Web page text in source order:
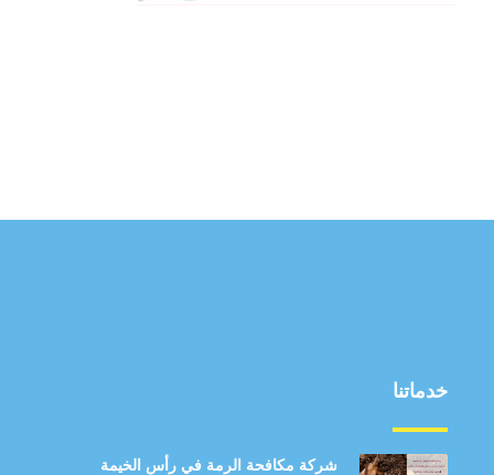
خدماتنا
شركة مكافحة الرمة في رأس الخيمة